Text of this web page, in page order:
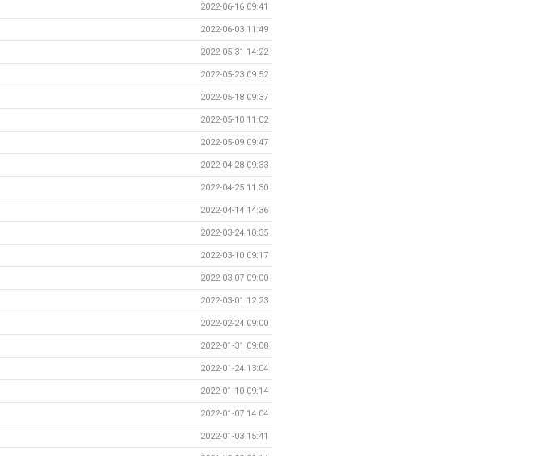
2022-06-16 09:41
2022-06-03 11:49
2022-05-31 14:22
2022-05-23 09:52
2022-05-18 09:37
2022-05-10 11:02
2022-05-09 09:47
2022-04-28 09:33
2022-04-25 11:30
2022-04-14 14:36
2022-03-24 10:35
2022-03-10 09:17
2022-03-07 09:00
2022-03-01 12:23
2022-02-24 09:00
2022-01-31 09:08
2022-01-24 13:04
2022-01-10 09:14
2022-01-07 14:04
2022-01-03 15:41